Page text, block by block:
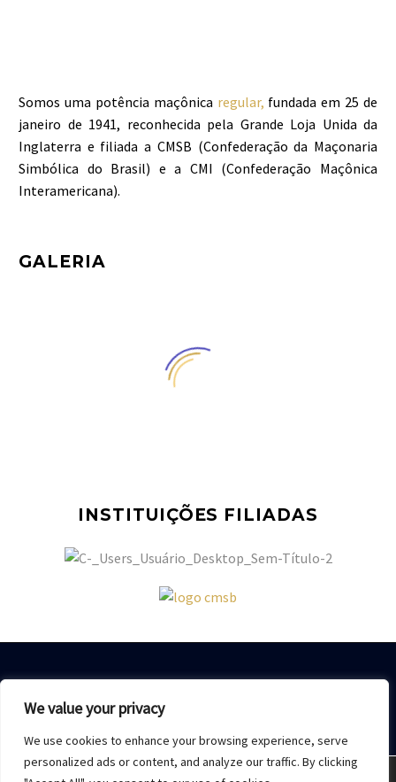
We value your privacy
We use cookies to enhance your browsing experience, serve
personalized ads or content, and analyze our traffic. By clicking
Somos uma potência maçônica regular, fundada em 25 de
janeiro de 1941, reconhecida pela Grande Loja Unida da
Inglaterra e filiada a CMSB (Confederação da Maçonaria
Simbólica do Brasil) e a CMI (Confederação Maçônica
Interamericana).
GALERIA
INSTITUIÇÕES FILIADAS
Sobre Nós Acesso restrito Contato